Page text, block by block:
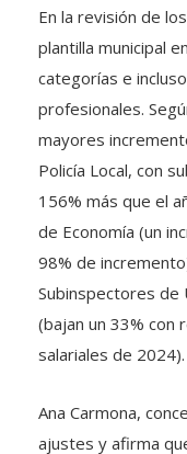
En la revisión de
plantilla municipal
categorías e
profesionales.
mayores
Policía Local, con
156% más que el
de Economía (un
98% de
Subinspectores de
(bajan un 33% con
salariales de 2024).
Ana Carmona,
ajustes y afirma